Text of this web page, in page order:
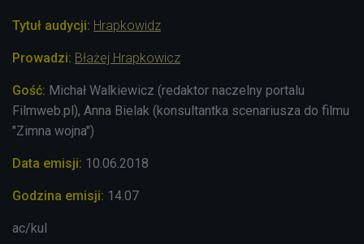
Tytuł audycji: Hrapkowidz
Prowadzi: Błażej Hrapkowicz
Gość: Michał Walkiewicz (redaktor naczelny portalu
Filmweb.pl), Anna Bielak (konsultantka scenariusza do filmu
"Zimna wojna")
Data emisji: 10 .06 .2018
Godzina emisji: 14.07
ac/kul